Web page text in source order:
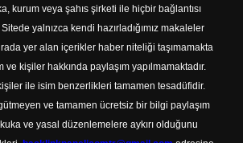
kurum veya şahıs şirketi ile hiçbir bağlantısı
yalnızca kendi hazırladığımız makaleler
yer alan içerikler haber niteliği taşımamakta
kişiler hakkında paylaşım yapılmamaktadır.
ile isim benzerlikleri tamamen tesadüfidir.
ve tamamen ücretsiz bir bilgi paylaşım
ve yasal düzenlemelere aykırı olduğunu